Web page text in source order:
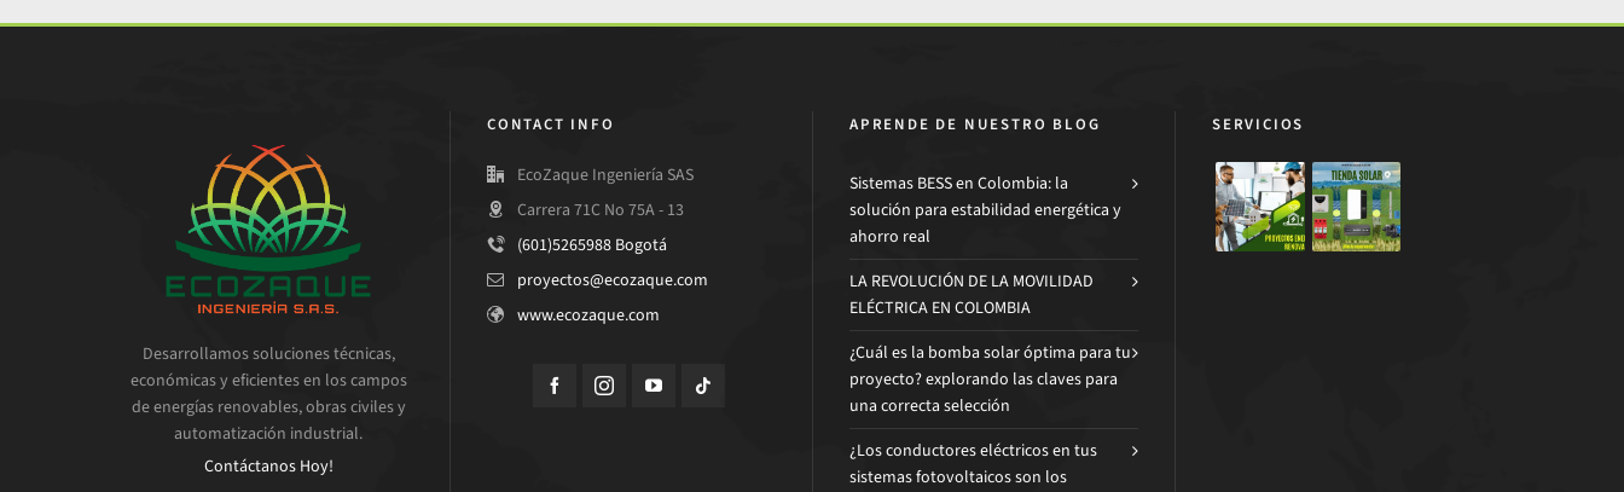
Desarrollamos soluciones técnicas,
económicas y eficientes en los campos
de energías renovables, obras civiles y
automatización industrial.
Contáctanos Hoy!
CONTACT INFO
EcoZaque Ingeniería SAS
Carrera 71C No 75A - 13
(601)5265988 Bogotá
proyectos@ecozaque.com
www.ecozaque.com
APRENDE DE NUESTRO BLOG
Sistemas BESS en Colombia: la
solución para estabilidad energética y
ahorro real
LA REVOLUCIÓN DE LA MOVILIDAD
ELÉCTRICA EN COLOMBIA
¿Cuál es la bomba solar óptima para tu
proyecto? explorando las claves para
una correcta selección
¿Los conductores eléctricos en tus
sistemas fotovoltaicos son los
SERVICIOS